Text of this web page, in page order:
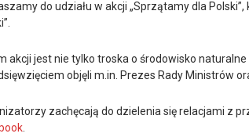
do udziału w akcji „Sprzątamy dla
akcji jest nie tylko troska o środowisko
objęli m.in. Prezes Rady Ministrów
zachęcają do dzielenia się relacjami z